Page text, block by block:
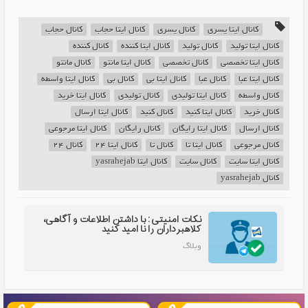
کانال ایتا یسری کانال یسری کانال ایتا حجاب
کانال حجاب
کانال ایتا تولید
کانال تولید کانال ایتا کننده
کانال کننده
کانال ایتا تخصصی
کانال تخصصی کانال ایتا مانتو
کانال مانتو
کانال ایتا عبا
کانال عبا کانال ایتا بی کانال بی
کانال ایتا واسطه
کانال واسطه
کانال ایتا تولیدی کانال تولیدی
کانال ایتا خرید
کانال خرید
کانال ایتا کنید کانال کنید
کانال ایتا ارسال
کانال ارسال
کانال ایتا رایگان کانال رایگان
کانال ایتا مرجوعی
کانال مرجوعی
کانال ایتا تا کانال تا کانال ایتا ۲۴
کانال ۲۴
کانال ایتا سایت
کانال سایت
کانال ایتا yasrahejab
کانال yasrahejab
نکات امنیتی: با داشتن اطلاعات و آگاهی،
کلاهبرداران را نا امید کنید
وبلاگ